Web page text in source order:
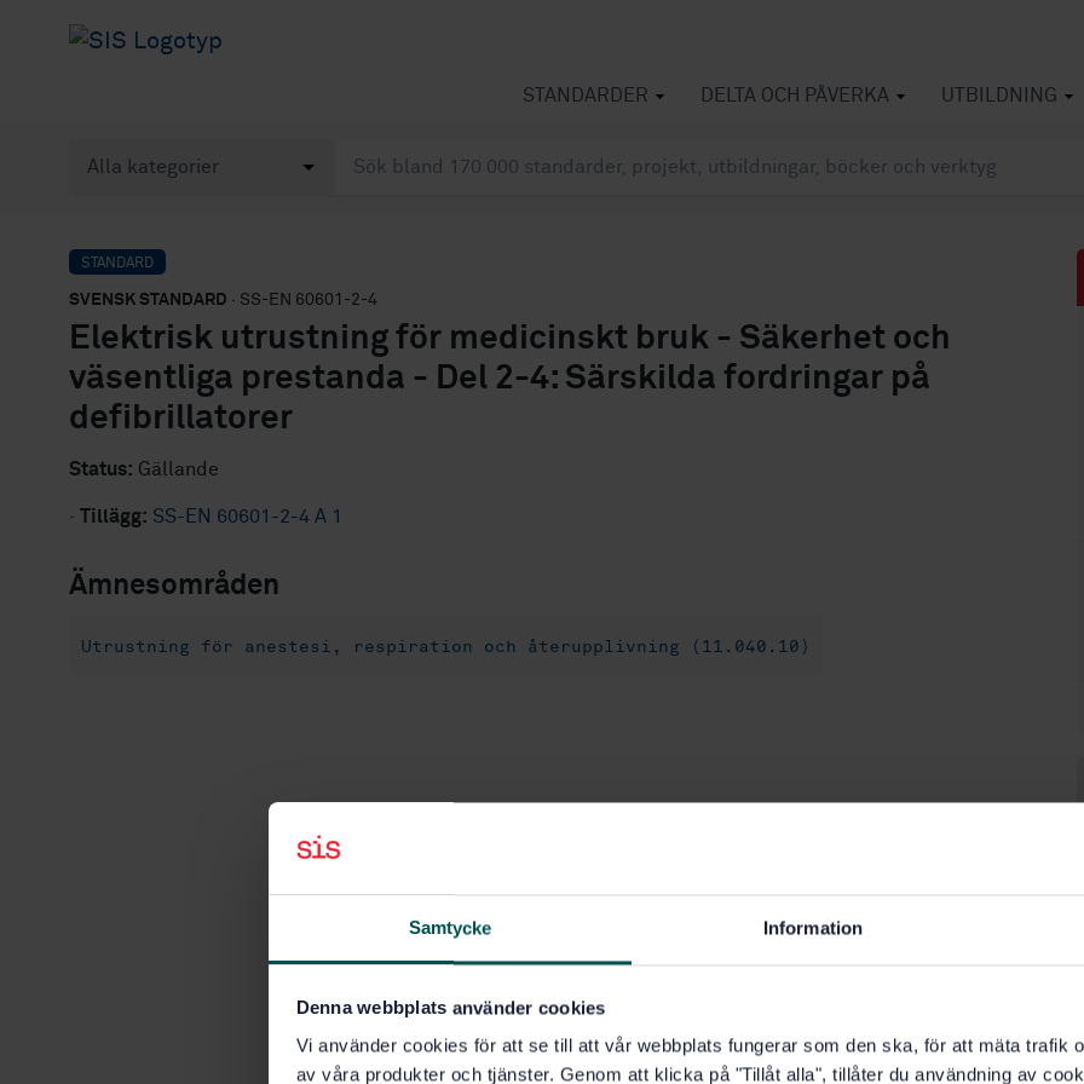
Samtycke Information
Denna webbplats använder cookies
Vi använder cookies för att se till att vår webbplats fungerar som den ska, för att mäta trafik
av våra produkter och tjänster. Genom att klicka på "Tillåt alla", tillåter du användning av
STANDARDER DELTA OCH PÅVERKA UTBILDNING
STANDARD
SVENSK STANDARD · SS-EN 60601-2-4
Elektrisk utrustning för medicinskt bruk - Säkerhet och
väsentliga prestanda - Del 2-4: Särskilda fordringar på
defibrillatorer
Status: Gällande
· Tillägg: SS-EN 60601-2-4 A 1
Ämnesområden
Utrustning för anestesi, respiration och återupplivning (11.040.10)